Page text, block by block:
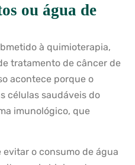
ou água de
à quimioterapia,
tratamento de câncer de
acontece porque o
células saudáveis do
imunológico, que
o consumo de água